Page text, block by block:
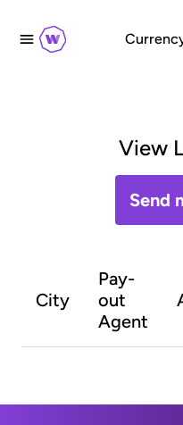
View
Send
City
Pay-
out
Agent